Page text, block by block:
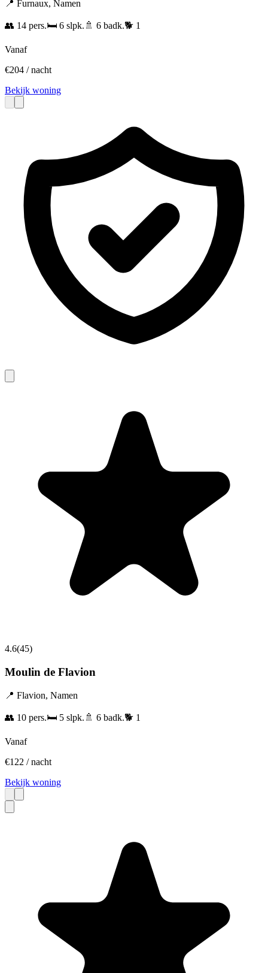
📍 Furnaux, Namen
👥 14 pers.🛏️ 6 slpk. 🚿 6 badk.🐕 1
Vanaf
€204 / nacht
Bekijk woning
4.6(45)
Moulin de Flavion
📍 Flavion, Namen
👥 10 pers.🛏️ 5 slpk. 🚿 6 badk.🐕 1
Vanaf
€122 / nacht
Bekijk woning